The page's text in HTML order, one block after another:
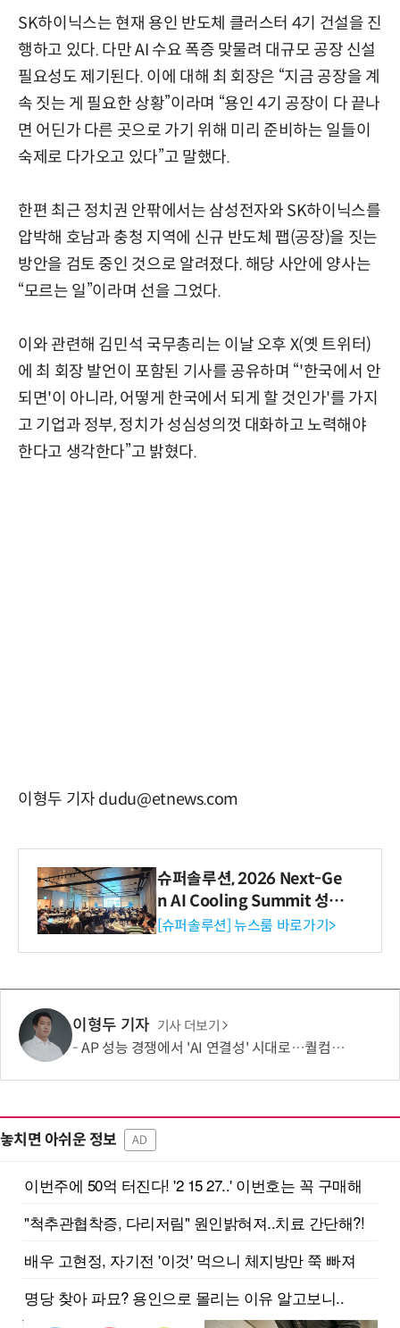
SK하이닉스는 현재 용인 반도체 클러스터 4기 건설을 진
행하고 있다. 다만 AI 수요 폭증 맞물려 대규모 공장 신설
필요성도 제기된다. 이에 대해 최 회장은 “지금 공장을 계
속 짓는 게 필요한 상황”이라며 “용인 4기 공장이 다 끝나
면 어딘가 다른 곳으로 가기 위해 미리 준비하는 일들이
숙제로 다가오고 있다”고 말했다.
한편 최근 정치권 안팎에서는 삼성전자와 SK하이닉스를
압박해 호남과 충청 지역에 신규 반도체 팹(공장)을 짓는
방안을 검토 중인 것으로 알려졌다. 해당 사안에 양사는
“모르는 일”이라며 선을 그었다.
이와 관련해 김민석 국무총리는 이날 오후 X(옛 트위터)
에 최 회장 발언이 포함된 기사를 공유하며 “'한국에서 안
되면'이 아니라, 어떻게 한국에서 되게 할 것인가'를 가지
고 기업과 정부, 정치가 성심성의껏 대화하고 노력해야
한다고 생각한다”고 밝혔다.
이형두 기자 dudu@etnews.com
슈퍼솔루션, 2026 Next-Ge
n AI Cooling Summit 성황
리 성료
[슈퍼솔루션] 뉴스룸 바로가기>
이형두 기자 기사 더보기
AP 성능 경쟁에서 'AI 연결성' 시대로…퀄컴 영역 확장 본격화
놓치면 아쉬운 정보 AD